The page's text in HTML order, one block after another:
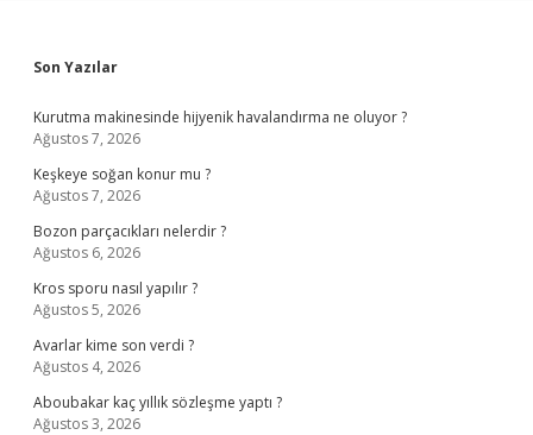
Sidebar
Son Yazılar
Kurutma makinesinde hijyenik havalandırma ne oluyor ?
Ağustos 7, 2026
Keşkeye soğan konur mu ?
Ağustos 7, 2026
Bozon parçacıkları nelerdir ?
Ağustos 6, 2026
Kros sporu nasıl yapılır ?
Ağustos 5, 2026
Avarlar kime son verdi ?
Ağustos 4, 2026
Aboubakar kaç yıllık sözleşme yaptı ?
Ağustos 3, 2026